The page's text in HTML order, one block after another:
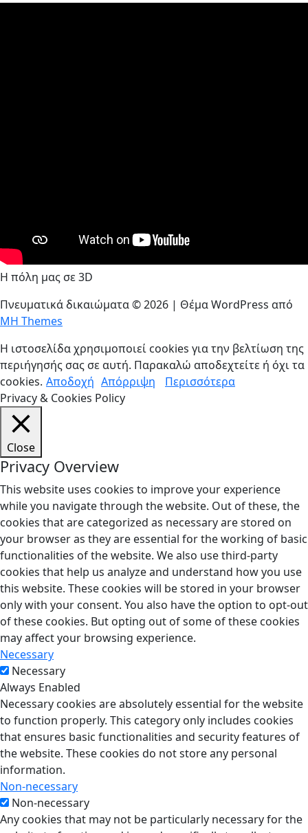
Η πόλη μας σε 3D
Πνευματικά δικαιώματα © 2026 | Θέμα WordPress από
MH Themes
Η ιστοσελίδα χρησιμοποιεί cookies για την βελτίωση της
περιήγησής σας σε αυτή. Παρακαλώ αποδεχτείτε ή όχι τα
cookies. Αποδοχή Απόρριψη
Περισσότερα
Privacy & Cookies Policy
Close
Privacy Overview
This website uses cookies to improve your experience
while you navigate through the website. Out of these, the
cookies that are categorized as necessary are stored on
your browser as they are essential for the working of basic
functionalities of the website. We also use third-party
cookies that help us analyze and understand how you use
this website. These cookies will be stored in your browser
only with your consent. You also have the option to opt-out
of these cookies. But opting out of some of these cookies
may affect your browsing experience.
Necessary
Necessary
Always Enabled
Necessary cookies are absolutely essential for the website
to function properly. This category only includes cookies
that ensures basic functionalities and security features of
the website. These cookies do not store any personal
information.
Non-necessary
Non-necessary
Any cookies that may not be particularly necessary for the